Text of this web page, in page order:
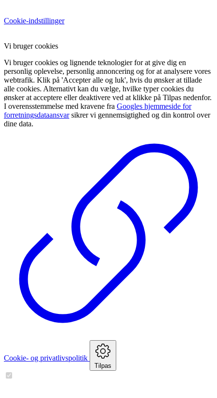
Cookie-indstillinger
Vi bruger cookies
Vi bruger cookies og lignende teknologier for at give dig en
personlig oplevelse, personlig annoncering og for at analysere vores
webtrafik. Klik på 'Accepter alle og luk', hvis du ønsker at tillade
alle cookies. Alternativt kan du vælge, hvilke typer cookies du
ønsker at acceptere eller deaktivere ved at klikke på Tilpas nedenfor.
I overensstemmelse med kravene fra Googles hjemmeside for
forretningsdataansvarsikrer vi gennemsigtighed og din kontrol over
dine data.
Cookie- og privatlivspolitik
Tilpas